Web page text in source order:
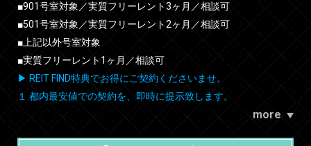
■901号室対象／実質フリーレント3ヶ月／相談可
■501号室対象／実質フリーレント2ヶ月／相談可
■上記以外号室対象
■実質フリーレント1ヶ月／相談可
▶ REIT FIND特典でお得にご契約くださいませ。
１.都内最安値での契約を、即時に提示致します。
more